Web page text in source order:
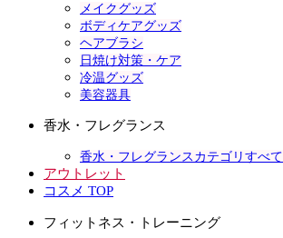
メイクグッズ
ボディケアグッズ
ヘアブラシ
日焼け対策・ケア
冷温グッズ
美容器具
香水・フレグランス
香水・フレグランスカテゴリすべて
アウトレット
コスメ TOP
フィットネス・トレーニング